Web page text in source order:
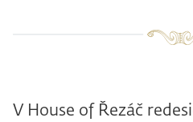
V House of Řezáč